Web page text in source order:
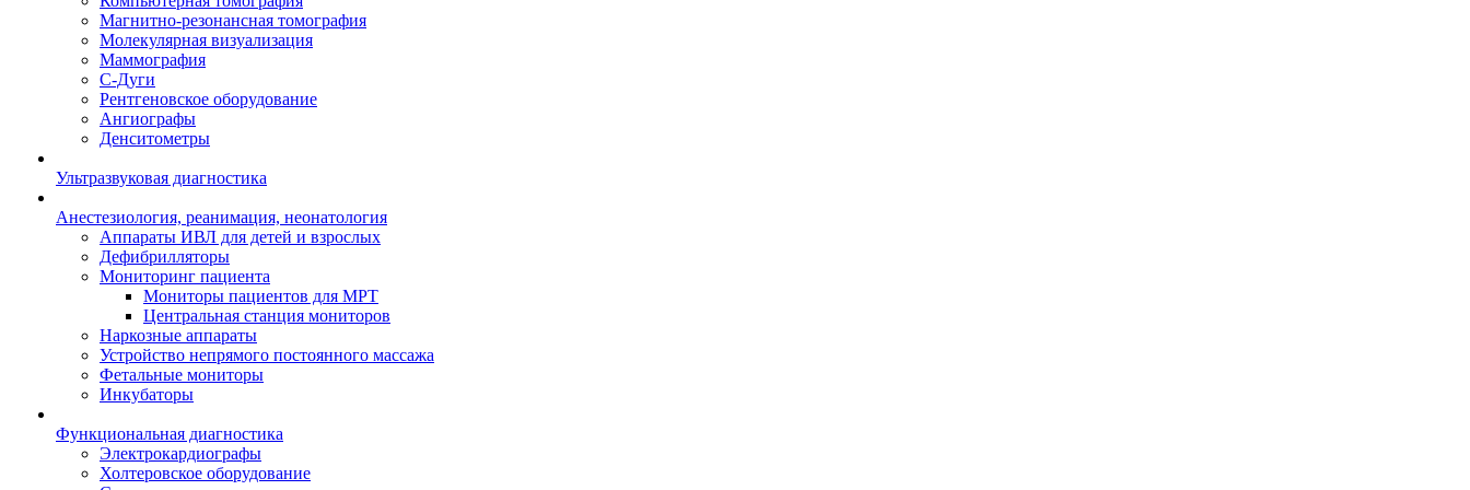
Магнитно-резонансная томография
Молекулярная визуализация
Маммография
С-Дуги
Рентгеновское оборудование
Ангиографы
Денситометры
Ультразвуковая диагностика
Анестезиология, реанимация, неонатология
Аппараты ИВЛ для детей и взрослых
Дефибрилляторы
Мониторинг пациента
Мониторы пациентов для МРТ
Центральная станция мониторов
Наркозные аппараты
Устройство непрямого постоянного массажа
Фетальные мониторы
Инкубаторы
Функциональная диагностика
Электрокардиографы
Холтеровское оборудование